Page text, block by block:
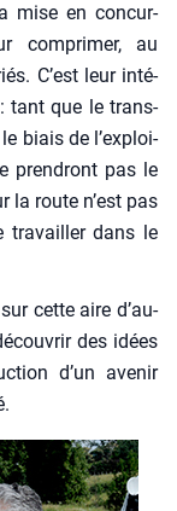
mise en concur­
com­pri­mer, au
C’est leur inté­
: tant que le trans­
biais de l’ex­ploi­
pren­dront pas le
la route n’est pas
tra­vailler dans le
cette aire d’au­
des idées
d’un ave­nir